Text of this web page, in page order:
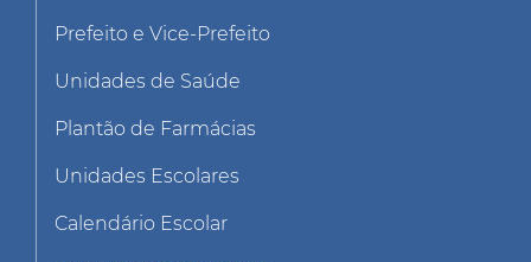
Prefeito e Vice-Prefeito
Unidades de Saúde
Plantão de Farmácias
Unidades Escolares
Calendário Escolar